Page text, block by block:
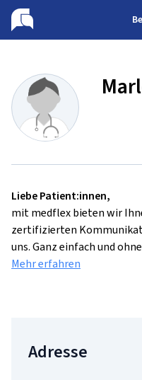
B
Liebe Patient:innen,
mit medflex bieten wir
zertifizierten
uns. Ganz einfach und
Mehr erfahren
Adresse